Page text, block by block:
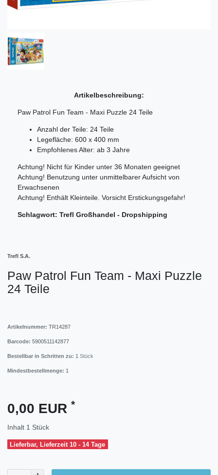
Artikelbeschreibung:
Paw Patrol Fun Team - Maxi Puzzle 24 Teile
Anzahl der Teile: 24 Teile
Legefläche: 600 x 400 mm
Empfohlenes Alter: ab 3 Jahre
Achtung! Nicht für Kinder unter 36 Monaten geeignet
Achtung! Benutzung unter unmittelbarer Aufsicht von
Erwachsenen
Achtung! Enthält Kleinteile. Vorsicht Erstickungsgefahr!
Schlagwort: Trefl Großhandel - Dropshipping
Trefl S.A.
Paw Patrol Fun Team - Maxi Puzzle
24 Teile
Artikelnummer: TR14287
Barcode: 5900511142877
Bestellbar in Schritten zu: 1 Stück
Mindestbestellmenge: 1
0,00 EUR *
Inhalt 1 Stück
Lieferbar, Lieferzeit 10 - 14 Tage